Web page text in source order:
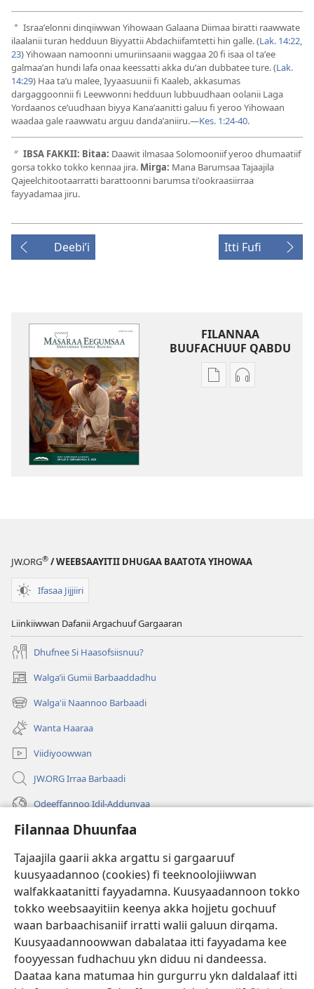
Filannaa Dhuunfaa
Tajaajila gaarii akka argattu si gargaaruuf
kuusyaadannoo (cookies) fi teeknoolojiiwwan
walfakkaatanitti fayyadamna. Kuusyaadannoon tokko
tokko weebsaayitiin keenya akka hojjetu gochuuf
waan barbaachisaniif irratti walii galuun dirqama.
Kuusyaadannoowwan dabalataa itti fayyadama kee
fooyyessan fudhachuu ykn diduu ni dandeessa.
Daataa kana matumaa hin gurgurru ykn daldalaaf itti
a Israaʼelonni dinqiiwwan Yihowaan Galaana Diimaa biratti raawwate
ilaalanii turan hedduun Biyyattii Abdachiifamtetti hin galle. (Lak. 14:22,
23) Yihowaan namoonni umuriinsaanii waggaa 20 fi isaa ol taʼee
galmaaʼan hundi lafa onaa keessatti akka duʼan dubbatee ture. (Lak.
14:29) Haa taʼu malee, Iyyaasuunii fi Kaaleb, akkasumas
dargaggoonnii fi Leewwonni hedduun lubbuudhaan oolanii Laga
Yordaanos ceʼuudhaan biyya Kanaʼaanitti galuu fi yeroo Yihowaan
waadaa gale raawwatu arguu dandaʼaniiru.—Kes. 1:24-40.
b IBSA FAKKII: Bitaa: Daawit ilmasaa Solomooniif yeroo dhumaatiif
gorsa tokko tokko kennaa jira. Mirga: Mana Barumsaa Tajaajila
Qajeelchitootaarratti barattoonni barumsa tiʼookraasiirraa
fayyadamaa jiru.
Deebiʼi Itti Fufi
FILANNAA
BUUFACHUUF QABDU
Filannaawwan
JW.ORG® / WEEBSAAYITII DHUGAA BAATOTA YIHOWAA
Ifasaa Jijjiiri
Liinkiiwwan Dafanii Argachuuf Gargaaran
Dhufnee Si Haasofsiisnuu?
Walgaʼii Gumii Barbaaddadhu
(opens
new
window)
Walga'ii Naannoo Barbaadi
(opens
new
window)
Wanta Haaraa
Viidiyoowwan
JW.ORG Irraa Barbaadi
Odeeffannoo Idil-Addunyaa
Gargaarsa
Buusii
(opens
window)"LAAYIBRARII INTARNEETIIRRAA"
(opens
new
window)
®
(opens
new
window)Appilikeeshinii JW Library